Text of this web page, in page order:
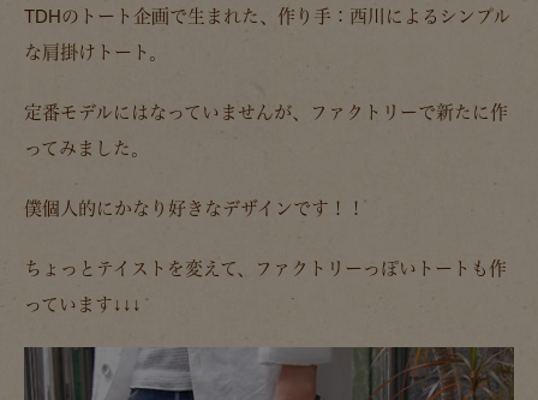
TDHのトート企画で生まれた、作り手：西川によるシンプル
な肩掛けトート。
定番モデルにはなっていませんが、ファクトリーで新たに作
ってみました。
僕個人的にかなり好きなデザインです！！
ちょっとテイストを変えて、ファクトリーっぽいトートも作
っています↓↓↓